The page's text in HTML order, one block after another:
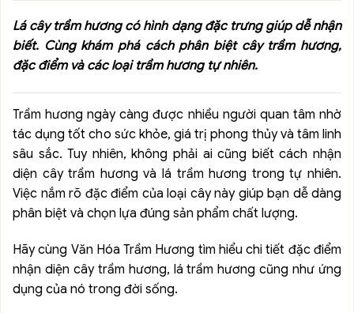
Lá cây trầm hương có hình dạng đặc trưng giúp dễ nhận
biết. Cùng khám phá cách phân biệt cây trầm hương,
đặc điểm và các loại trầm hương tự nhiên.
Trầm hương ngày càng được nhiều người quan tâm nhờ
tác dụng tốt cho sức khỏe, giá trị phong thủy và tâm linh
sâu sắc. Tuy nhiên, không phải ai cũng biết cách nhận
diện cây trầm hương và lá trầm hương trong tự nhiên.
Việc nắm rõ đặc điểm của loại cây này giúp bạn dễ dàng
phân biệt và chọn lựa đúng sản phẩm chất lượng.
Hãy cùng Văn Hóa Trầm Hương tìm hiểu chi tiết đặc điểm
nhận diện cây trầm hương, lá trầm hương cũng như ứng
dụng của nó trong đời sống.